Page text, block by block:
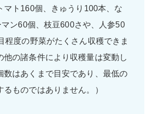
マト160個 きゅうり100本
な
マン60個 枝豆600さや、
人参50
程度の野菜がたくさん収穫できま
他の諸条件により収穫量は変動し
数はあくまで目安であり、最低の
るものではありません。）